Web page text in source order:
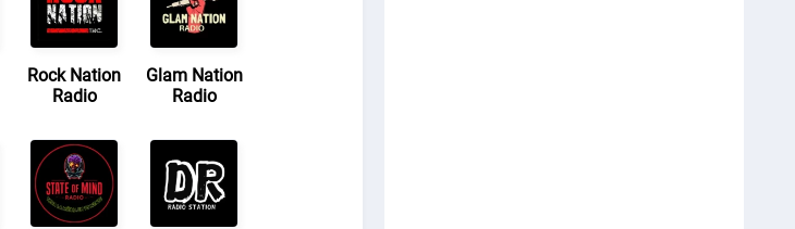
Rock Nation
Radio
Glam Nation
Radio